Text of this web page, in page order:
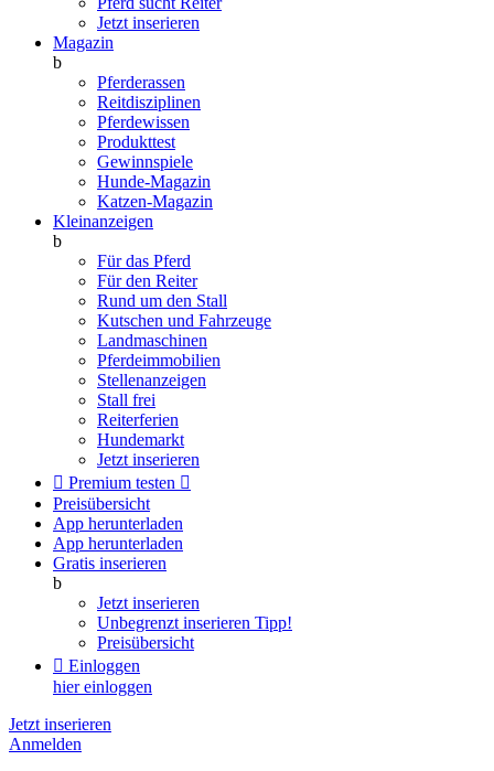
Jetzt inserieren
Magazin
b
Pferderassen
Reitdisziplinen
Pferdewissen
Produkttest
Gewinnspiele
Hunde-Magazin
Katzen-Magazin
Kleinanzeigen
b
Für das Pferd
Für den Reiter
Rund um den Stall
Kutschen und Fahrzeuge
Landmaschinen
Pferdeimmobilien
Stellenanzeigen
Stall frei
Reiterferien
Hundemarkt
Jetzt inserieren
 Premium testen 
Preisübersicht
App herunterladen
App herunterladen
Gratis inserieren
b
Jetzt inserieren
Unbegrenzt inserieren Tipp!
Preisübersicht
 Einloggen
hier einloggen
Jetzt inserieren
Anmelden